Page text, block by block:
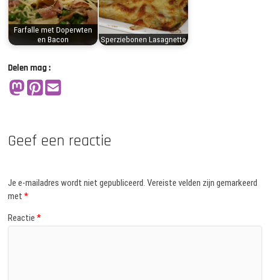
Farfalle met Doperwten
en Bacon
Sperziebonen Lasagnette
Delen mag :
Geef een reactie
Je e-mailadres wordt niet gepubliceerd. Vereiste velden zijn gemarkeerd
met*
Reactie*